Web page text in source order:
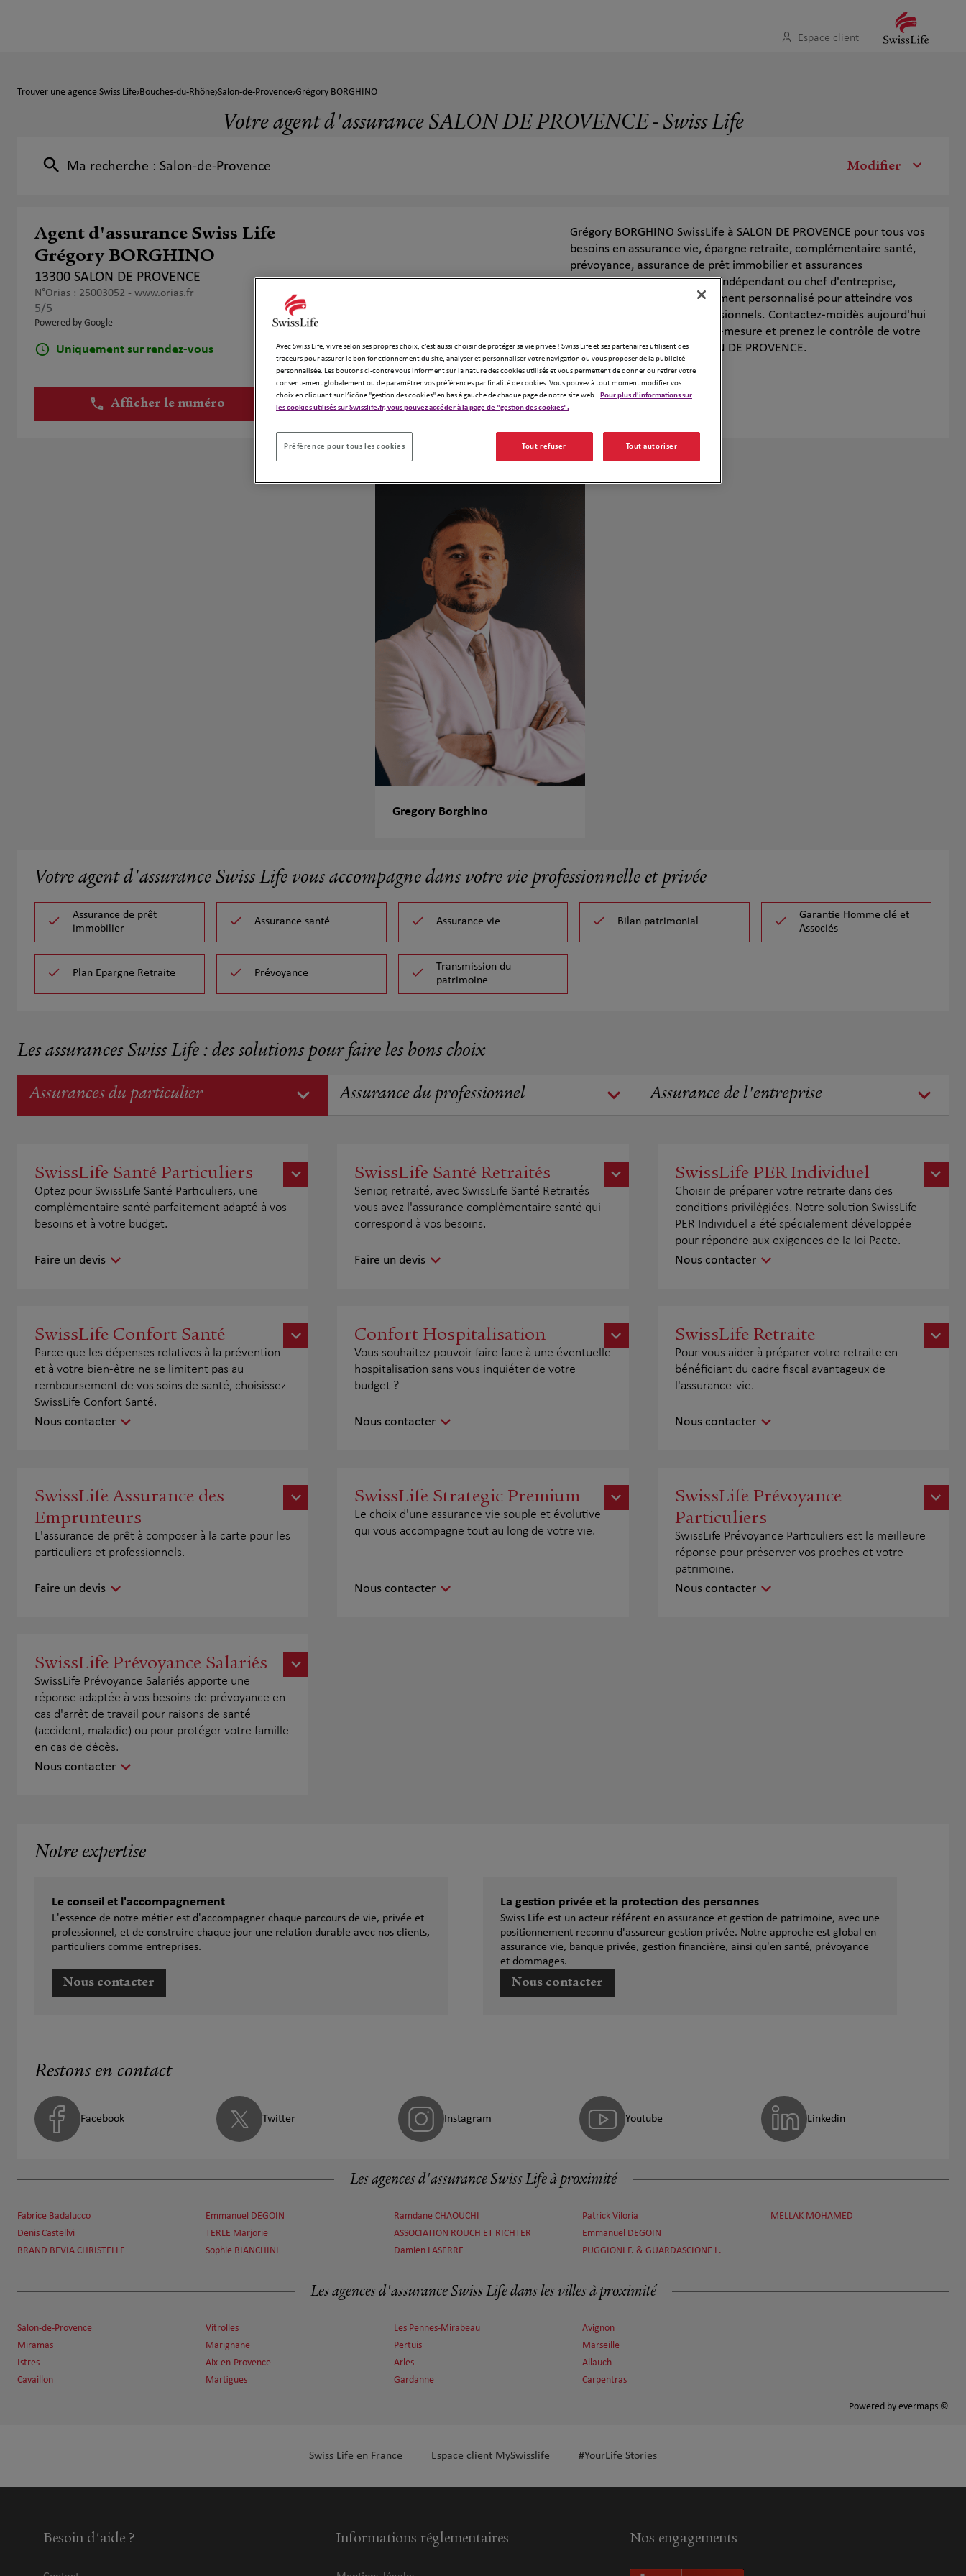
Espace client
Trouver une agence Swiss Life Bouches-du-Rhône Salon-de-Provence Grégory BORGHINO
Votre agent d'assurance SALON DE PROVENCE - Swiss Life
Ma recherche : Salon-de-Provence Modifier
Agent d'assurance Swiss Life
Grégory BORGHINO
13300 SALON DE PROVENCE
N°Orias : 25003052 - www.orias.fr
5/5
Powered by Google
Uniquement sur rendez-vous
Afficher le numéro Demander un devis
Grégory BORGHINO SwissLife à SALON DE PROVENCE pour tous vos
besoins en assurance vie, épargne retraite, complémentaire santé,
prévoyance, assurance de prêt immobilier et assurances
professionnelles. Particulier, indépendant ou chef d'entreprise,
bénéficiez d'un accompagnement personnalisé pour atteindre vos
objectifs financiers et professionnels. Contactez-moidès aujourd'hui
pour un bilan patrimonial sur-mesure et prenez le contrôle de votre
avenir avec Swisslife à SALON DE PROVENCE.
Notre équipe
Gregory Borghino
Votre agent d'assurance Swiss Life vous accompagne dans votre vie professionnelle et privée
Assurance de prêt
immobilier
Assurance santé Assurance vie Bilan patrimonial
Garantie Homme clé et
Associés
Plan Epargne Retraite Prévoyance
Transmission du
patrimoine
Les assurances Swiss Life : des solutions pour faire les bons choix
Assurances du particulier Assurance du professionnel Assurance de l'entreprise
SwissLife Santé Particuliers
Optez pour SwissLife Santé Particuliers, une
complémentaire santé parfaitement adapté à vos
besoins et à votre budget.
Faire un devis
SwissLife Santé Retraités
Senior, retraité, avec SwissLife Santé Retraités
vous avez l'assurance complémentaire santé qui
correspond à vos besoins.
Faire un devis
SwissLife PER Individuel
Choisir de préparer votre retraite dans des
conditions privilégiées. Notre solution SwissLife
PER Individuel a été spécialement développée
pour répondre aux exigences de la loi Pacte.
Nous contacter
SwissLife Confort Santé
Parce que les dépenses relatives à la prévention
et à votre bien-être ne se limitent pas au
remboursement de vos soins de santé, choisissez
SwissLife Confort Santé.
Nous contacter
Confort Hospitalisation
Vous souhaitez pouvoir faire face à une éventuelle
hospitalisation sans vous inquiéter de votre
budget ?
Nous contacter
SwissLife Retraite
Pour vous aider à préparer votre retraite en
bénéficiant du cadre fiscal avantageux de
l'assurance-vie.
Nous contacter
SwissLife Assurance des
Emprunteurs
L'assurance de prêt à composer à la carte pour les
particuliers et professionnels.
Faire un devis
SwissLife Strategic Premium
Le choix d'une assurance vie souple et évolutive
qui vous accompagne tout au long de votre vie.
Nous contacter
SwissLife Prévoyance
Particuliers
SwissLife Prévoyance Particuliers est la meilleure
réponse pour préserver vos proches et votre
patrimoine.
Nous contacter
SwissLife Prévoyance Salariés
SwissLife Prévoyance Salariés apporte une
réponse adaptée à vos besoins de prévoyance en
cas d'arrêt de travail pour raisons de santé
(accident, maladie) ou pour protéger votre famille
en cas de décès.
Nous contacter
Notre expertise
Le conseil et l'accompagnement
L'essence de notre métier est d'accompagner chaque parcours de vie, privée et
professionnel, et de construire chaque jour une relation durable avec nos clients,
particuliers comme entreprises.
Nous contacter
La gestion privée et la protection des personnes
Swiss Life est un acteur référent en assurance et gestion de patrimoine, avec une
positionnement reconnu d'assureur gestion privée. Notre approche est global en
assurance vie, banque privée, gestion financière, ainsi qu'en santé, prévoyance
et dommages.
Nous contacter
Restons en contact
Facebook Twitter Instagram Youtube Linkedin
Les agences d'assurance Swiss Life à proximité
Fabrice Badalucco
Denis Castellvi
BRAND BEVIA CHRISTELLE
Emmanuel DEGOIN
TERLE Marjorie
Sophie BIANCHINI
Ramdane CHAOUCHI
ASSOCIATION ROUCH ET RICHTER
Damien LASERRE
Patrick Viloria
Emmanuel DEGOIN
PUGGIONI F. & GUARDASCIONE L.
MELLAK MOHAMED
Les agences d'assurance Swiss Life dans les villes à proximité
Salon-de-Provence
Miramas
Istres
Cavaillon
Vitrolles
Marignane
Aix-en-Provence
Martigues
Les Pennes-Mirabeau
Pertuis
Arles
Gardanne
Avignon
Marseille
Allauch
Carpentras
Powered by evermaps ©
Swiss Life en France Espace client MySwisslife #YourLife Stories
Besoin d'aide ? Informations réglementaires Nos engagements
Avec Swiss Life, vivre selon ses propres choix, c’est aussi choisir de protéger sa vie privée ! Swiss Life et ses partenaires utilisent des
traceurs pour assurer le bon fonctionnement du site, analyser et personnaliser votre navigation ou vous proposer de la publicité
personnalisée. Les boutons ci-contre vous informent sur la nature des cookies utilisés et vous permettent de donner ou retirer votre
consentement globalement ou de paramétrer vos préférences par finalité de cookies. Vous pouvez à tout moment modifier vos
choix en cliquant sur l’icône "gestion des cookies" en bas à gauche de chaque page de notre site web. Pour plus d'informations sur
les cookies utilisés sur Swisslife.fr, vous pouvez accéder à la page de "gestion des cookies".
Préférence pour tous les cookies Tout refuser Tout autoriser